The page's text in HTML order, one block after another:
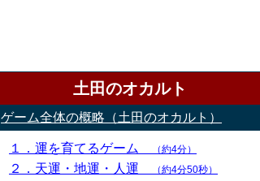
土田のオカルト
ゲーム全体の概略（土田のオカルト）
１．運を育てるゲーム （約4分）
２．天運・地運・人運 （約4分50秒）